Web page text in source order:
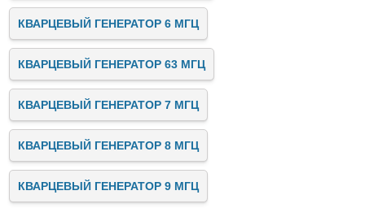
КВАРЦЕВЫЙ ГЕНЕРАТОР 6 МГЦ
КВАРЦЕВЫЙ ГЕНЕРАТОР 63 МГЦ
КВАРЦЕВЫЙ ГЕНЕРАТОР 7 МГЦ
КВАРЦЕВЫЙ ГЕНЕРАТОР 8 МГЦ
КВАРЦЕВЫЙ ГЕНЕРАТОР 9 МГЦ